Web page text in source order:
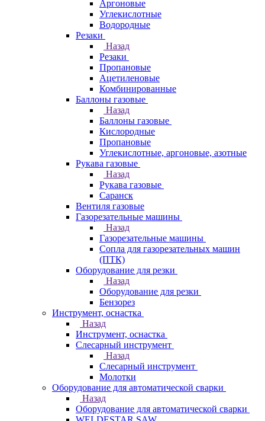
Аргоновые
Углекислотные
Водородные
Резаки
Назад
Резаки
Пропановые
Ацетиленовые
Комбинированные
Баллоны газовые
Назад
Баллоны газовые
Кислородные
Пропановые
Углекислотные, аргоновые, азотные
Рукава газовые
Назад
Рукава газовые
Саранск
Вентиля газовые
Газорезательные машины
Назад
Газорезательные машины
Сопла для газорезательных машин
(ПТК)
Оборудование для резки
Назад
Оборудование для резки
Бензорез
Инструмент, оснастка
Назад
Инструмент, оснастка
Слесарный инструмент
Назад
Слесарный инструмент
Молотки
Оборудование для автоматической сварки
Назад
Оборудование для автоматической сварки